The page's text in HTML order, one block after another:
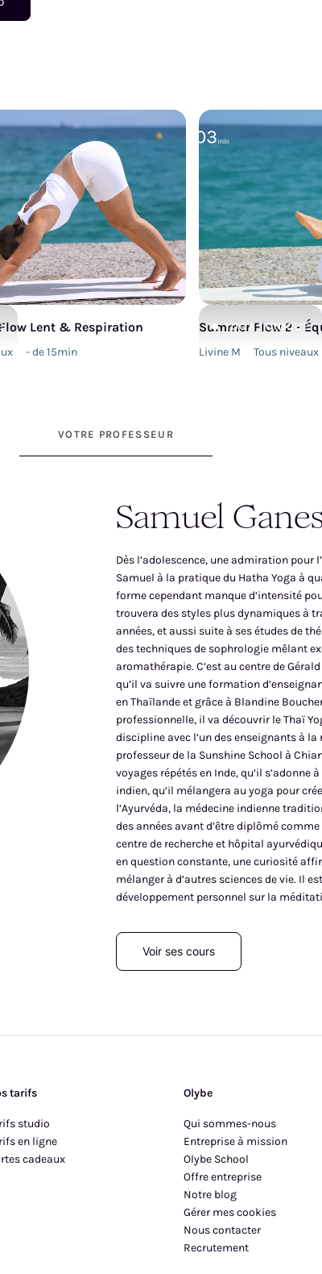
Lent & Respiration
- de 15min
YOGA TONIQUE
Summer Flow 2 -
Livine M Tous niveaux
VOTRE PROFESSEUR
Samuel
Dès l’adolescence, une admiration
Samuel à la pratique du Hatha Yoga à
forme cependant manque d’intensité
trouvera des styles plus dynamiques à
années, et aussi suite à ses études de
des techniques de sophrologie mêlant
aromathérapie. C’est au centre de
qu’il va suivre une formation
en Thaïlande et grâce à Blandine
professionnelle, il va découvrir le Thaï
discipline avec l’un des enseignants à
professeur de la Sunshine School à
voyages répétés en Inde, qu’il
indien, qu’il mélangera au yoga pour
l’Ayurvéda, la médecine indienne
des années avant d’être diplômé
centre de recherche et hôpital
en question constante, une curiosité
mélanger à d’autres sciences de vie. Il
développement personnel sur la
Voir ses cours
tarifs
studio
en ligne
cadeaux
Olybe
Qui sommes-nous
Entreprise à mission
Olybe School
Offre entreprise
Notre blog
Gérer mes cookies
Nous contacter
Recrutement